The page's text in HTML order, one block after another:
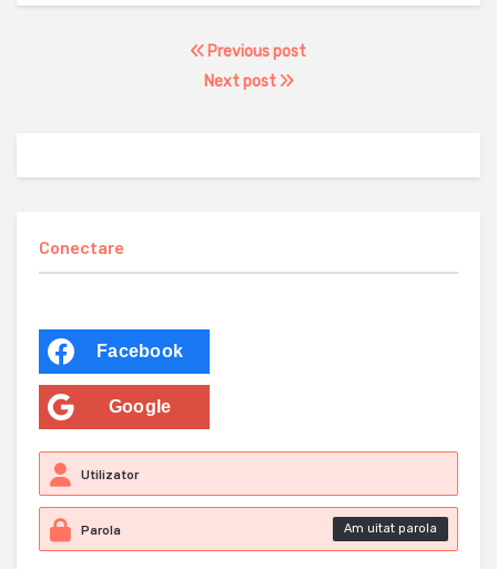
Previous post
Next post
Conectare
Facebook
Google
Am uitat parola